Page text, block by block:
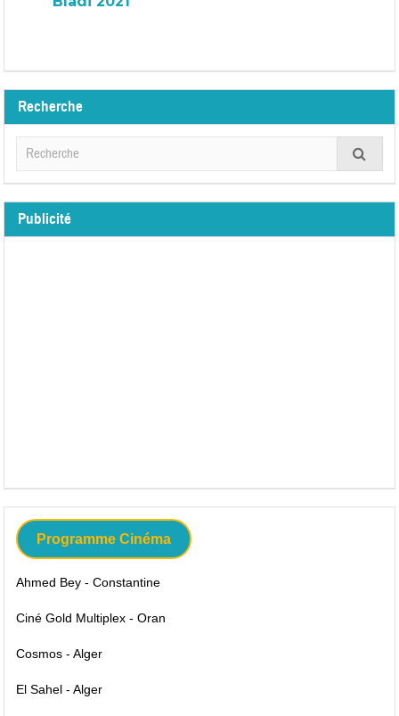
Recherche
Publicité
Programme Cinéma
Ahmed Bey - Constantine
Ciné Gold Multiplex - Oran
Cosmos - Alger
El Sahel - Alger